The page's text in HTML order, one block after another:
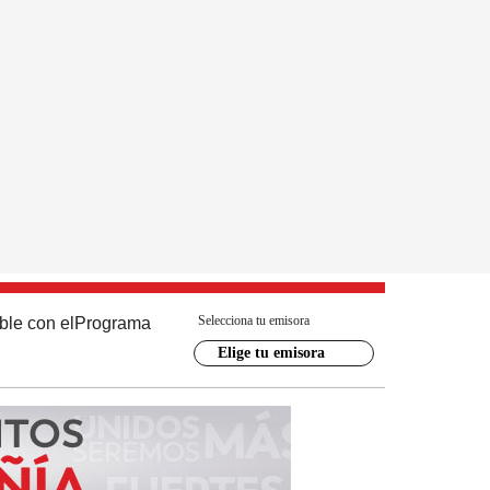
con el Programa Selecciona tu emisora
Elige tu emisora